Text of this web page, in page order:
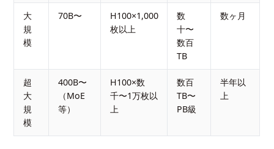
大
規
模
70B〜
H100×1,000
枚以上
数
十〜
数百
TB
数ヶ月
超
大
規
模
400B〜
（MoE
等）
H100×数
千〜1万枚以
上
数百
TB〜
PB級
半年以
上